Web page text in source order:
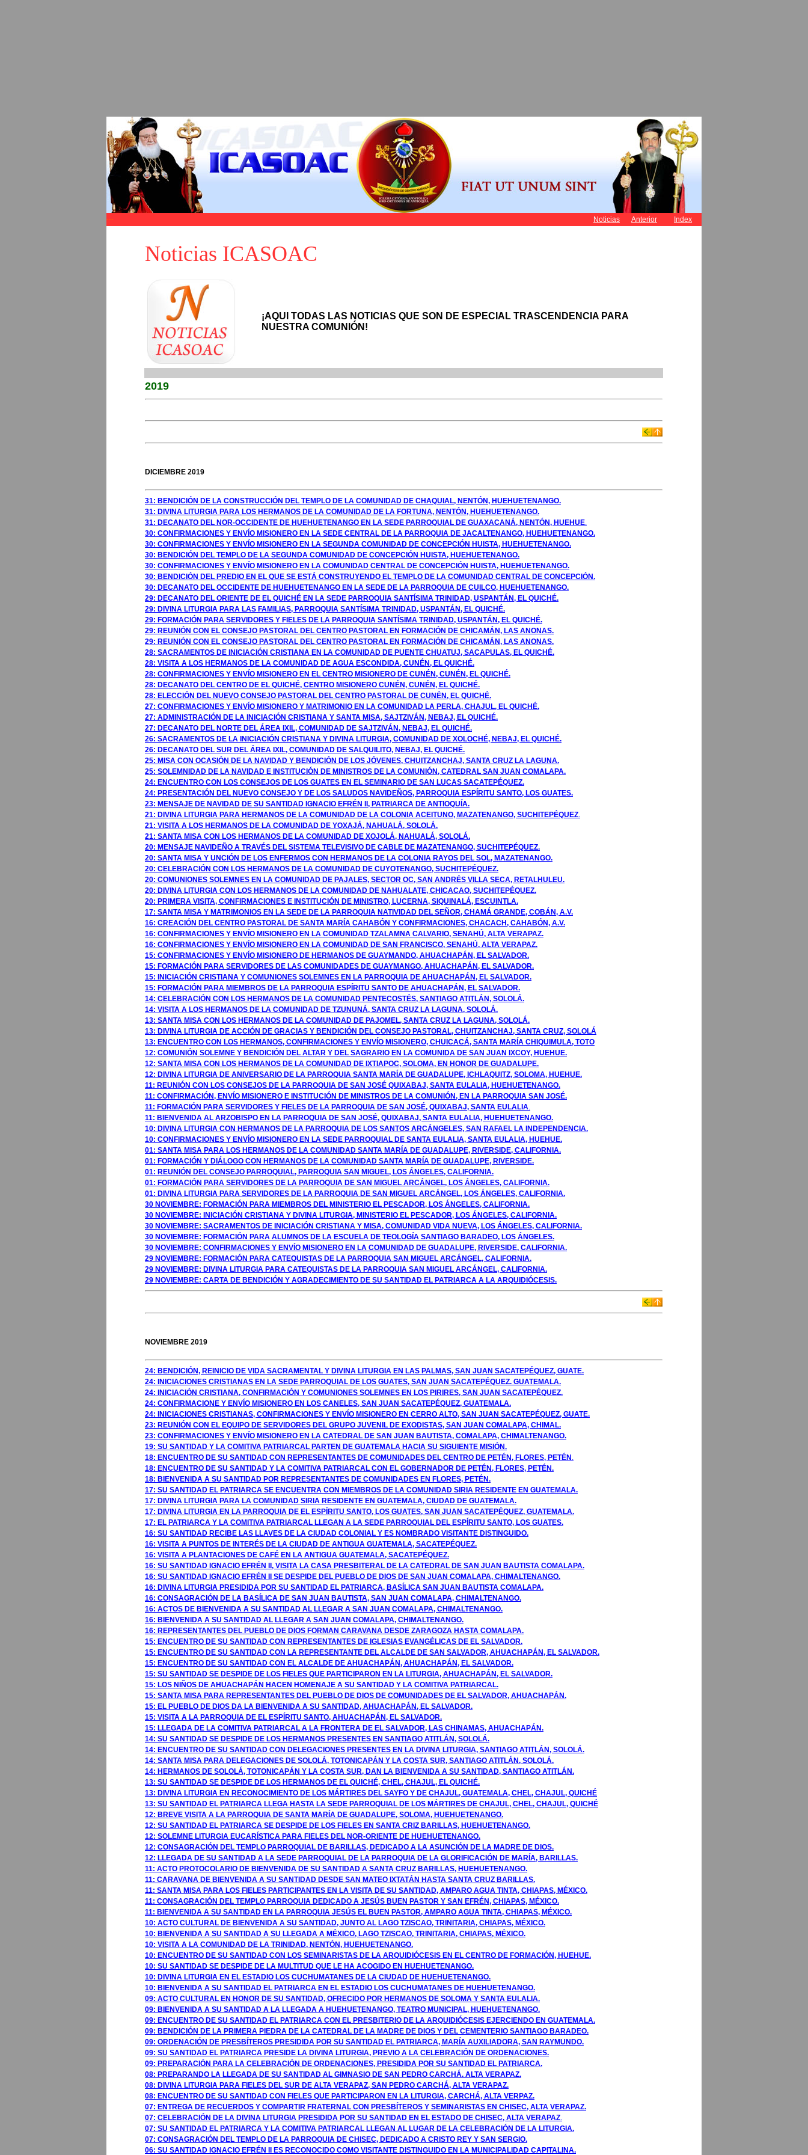
Noticias ICASOAC
¡AQUI TODAS LAS NOTICIAS QUE SON DE ESPECIAL TRASCENDENCIA PARA
NUESTRA COMUNIÓN!
2019
DICIEMBRE 2019
31: BENDICIÓN DE LA CONSTRUCCIÓN DEL TEMPLO DE LA COMUNIDAD DE CHAQUIAL, NENTÓN, HUEHUETENANGO.
31: DIVINA LITURGIA PARA LOS HERMANOS DE LA COMUNIDAD DE LA FORTUNA, NENTÓN, HUEHUETENANGO.
31: DECANATO DEL NOR-OCCIDENTE DE HUEHUETENANGO EN LA SEDE PARROQUIAL DE GUAXACANÁ, NENTÓN, HUEHUE.
30: CONFIRMACIONES Y ENVÍO MISIONERO EN LA SEDE CENTRAL DE LA PARROQUIA DE JACALTENANGO, HUEHUETENANGO.
30: CONFIRMACIONES Y ENVÍO MISIONERO EN LA SEGUNDA COMUNIDAD DE CONCEPCIÓN HUISTA, HUEHUETENANGO.
30: BENDICIÓN DEL TEMPLO DE LA SEGUNDA COMUNIDAD DE CONCEPCIÓN HUISTA, HUEHUETENANGO.
30: CONFIRMACIONES Y ENVÍO MISIONERO EN LA COMUNIDAD CENTRAL DE CONCEPCIÓN HUISTA, HUEHUETENANGO.
30: BENDICIÓN DEL PREDIO EN EL QUE SE ESTÁ CONSTRUYENDO EL TEMPLO DE LA COMUNIDAD CENTRAL DE CONCEPCIÓN.
30: DECANATO DEL OCCIDENTE DE HUEHUETENANGO EN LA SEDE DE LA PARROQUIA DE CUILCO, HUEHUETENANGO.
29: DECANATO DEL ORIENTE DE EL QUICHÉ EN LA SEDE PARROQUIA SANTÍSIMA TRINIDAD, USPANTÁN, EL QUICHÉ.
29: DIVINA LITURGIA PARA LAS FAMILIAS, PARROQUIA SANTÍSIMA TRINIDAD, USPANTÁN, EL QUICHÉ.
29: FORMACIÓN PARA SERVIDORES Y FIELES DE LA PARROQUIA SANTÍSIMA TRINIDAD, USPANTÁN, EL QUICHÉ.
29: REUNIÓN CON EL CONSEJO PASTORAL DEL CENTRO PASTORAL EN FORMACIÓN DE CHICAMÁN, LAS ANONAS.
29: REUNIÓN CON EL CONSEJO PASTORAL DEL CENTRO PASTORAL EN FORMACIÓN DE CHICAMÁN, LAS ANONAS.
28: SACRAMENTOS DE INICIACIÓN CRISTIANA EN LA COMUNIDAD DE PUENTE CHUATUJ, SACAPULAS, EL QUICHÉ.
28: VISITA A LOS HERMANOS DE LA COMUNIDAD DE AGUA ESCONDIDA, CUNÉN, EL QUICHÉ.
28: CONFIRMACIONES Y ENVÍO MISIONERO EN EL CENTRO MISIONERO DE CUNÉN, CUNÉN, EL QUICHÉ.
28: DECANATO DEL CENTRO DE EL QUICHÉ, CENTRO MISIONERO CUNÉN, CUNÉN, EL QUICHÉ.
28: ELECCIÓN DEL NUEVO CONSEJO PASTORAL DEL CENTRO PASTORAL DE CUNÉN, EL QUICHÉ.
27: CONFIRMACIONES Y ENVÍO MISIONERO Y MATRIMONIO EN LA COMUNIDAD LA PERLA, CHAJUL, EL QUICHÉ.
27: ADMINISTRACIÓN DE LA INICIACIÓN CRISTIANA Y SANTA MISA, SAJTZIVÁN, NEBAJ, EL QUICHÉ.
27: DECANATO DEL NORTE DEL ÁREA IXIL, COMUNIDAD DE SAJTZIVÁN, NEBAJ, EL QUICHÉ.
26: SACRAMENTOS DE LA INICIACIÓN CRISTIANA Y DIVINA LITURGIA, COMUNIDAD DE XOLOCHÉ, NEBAJ, EL QUICHÉ.
26: DECANATO DEL SUR DEL ÁREA IXIL, COMUNIDAD DE SALQUILITO, NEBAJ, EL QUICHÉ.
25: MISA CON OCASIÓN DE LA NAVIDAD Y BENDICIÓN DE LOS JÓVENES, CHUITZANCHAJ, SANTA CRUZ LA LAGUNA.
25: SOLEMNIDAD DE LA NAVIDAD E INSTITUCIÓN DE MINISTROS DE LA COMUNIÓN, CATEDRAL SAN JUAN COMALAPA.
24: ENCUENTRO CON LOS CONSEJOS DE LOS GUATES EN EL SEMINARIO DE SAN LUCAS SACATEPÉQUEZ.
24: PRESENTACIÓN DEL NUEVO CONSEJO Y DE LOS SALUDOS NAVIDEÑOS, PARROQUIA ESPÍRITU SANTO, LOS GUATES.
23: MENSAJE DE NAVIDAD DE SU SANTIDAD IGNACIO EFRÉN II, PATRIARCA DE ANTIOQUÍA.
21: DIVINA LITURGIA PARA HERMANOS DE LA COMUNIDAD DE LA COLONIA ACEITUNO, MAZATENANGO, SUCHITEPÉQUEZ.
21: VISITA A LOS HERMANOS DE LA COMUNIDAD DE YOXAJÁ, NAHUALÁ, SOLOLÁ.
21: SANTA MISA CON LOS HERMANOS DE LA COMUNIDAD DE XOJOLÁ, NAHUALÁ, SOLOLÁ.
20: MENSAJE NAVIDEÑO A TRAVÉS DEL SISTEMA TELEVISIVO DE CABLE DE MAZATENANGO, SUCHITEPÉQUEZ.
20: SANTA MISA Y UNCIÓN DE LOS ENFERMOS CON HERMANOS DE LA COLONIA RAYOS DEL SOL, MAZATENANGO.
20: CELEBRACIÓN CON LOS HERMANOS DE LA COMUNIDAD DE CUYOTENANGO, SUCHITEPÉQUEZ.
20: COMUNIONES SOLEMNES EN LA COMUNIDAD DE PAJALES, SECTOR OC, SAN ANDRÉS VILLA SECA, RETALHULEU.
20: DIVINA LITURGIA CON LOS HERMANOS DE LA COMUNIDAD DE NAHUALATE, CHICACAO, SUCHITEPÉQUEZ.
20: PRIMERA VISITA, CONFIRMACIONES E INSTITUCIÓN DE MINISTRO, LUCERNA, SIQUINALÁ, ESCUINTLA.
17: SANTA MISA Y MATRIMONIOS EN LA SEDE DE LA PARROQUIA NATIVIDAD DEL SEÑOR, CHAMÁ GRANDE, COBÁN, A.V.
16: CREACIÓN DEL CENTRO PASTORAL DE SANTA MARÍA CAHABÓN Y CONFIRMACIONES, CHACACH, CAHABÓN, A.V.
16: CONFIRMACIONES Y ENVÍO MISIONERO EN LA COMUNIDAD TZALAMNA CALVARIO, SENAHÚ, ALTA VERAPAZ.
16: CONFIRMACIONES Y ENVÍO MISIONERO EN LA COMUNIDAD DE SAN FRANCISCO, SENAHÚ, ALTA VERAPAZ.
15: CONFIRMACIONES Y ENVÍO MISIONERO DE HERMANOS DE GUAYMANDO, AHUACHAPÁN, EL SALVADOR.
15: FORMACIÓN PARA SERVIDORES DE LAS COMUNIDADES DE GUAYMANGO, AHUACHAPÁN, EL SALVADOR.
15: INICIACIÓN CRISTIANA Y COMUNIONES SOLEMNES EN LA PARROQUIA DE AHUACHAPÁN, EL SALVADOR.
15: FORMACIÓN PARA MIEMBROS DE LA PARROQUIA ESPÍRITU SANTO DE AHUACHAPÁN, EL SALVADOR.
14: CELEBRACIÓN CON LOS HERMANOS DE LA COMUNIDAD PENTECOSTÉS, SANTIAGO ATITLÁN, SOLOLÁ.
14: VISITA A LOS HERMANOS DE LA COMUNIDAD DE TZUNUNÁ, SANTA CRUZ LA LAGUNA, SOLOLÁ.
13: SANTA MISA CON LOS HERMANOS DE LA COMUNIDAD DE PAJOMEL, SANTA CRUZ LA LAGUNA, SOLOLÁ.
13: DIVINA LITURGIA DE ACCIÓN DE GRACIAS Y BENDICIÓN DEL CONSEJO PASTORAL, CHUITZANCHAJ, SANTA CRUZ, SOLOLÁ
13: ENCUENTRO CON LOS HERMANOS, CONFIRMACIONES Y ENVÍO MISIONERO, CHUICACÁ, SANTA MARÍA CHIQUIMULA, TOTO
12: COMUNIÓN SOLEMNE Y BENDICIÓN DEL ALTAR Y DEL SAGRARIO EN LA COMUNIDA DE SAN JUAN IXCOY, HUEHUE.
12: SANTA MISA CON LOS HERMANOS DE LA COMUNIDAD DE IXTIAPOC, SOLOMA, EN HONOR DE GUADALUPE.
12: DIVINA LITURGIA DE ANIVERSARIO DE LA PARROQUIA SANTA MARÍA DE GUADALUPE, ICHLAQUITZ, SOLOMA, HUEHUE.
11: REUNIÓN CON LOS CONSEJOS DE LA PARROQUIA DE SAN JOSÉ QUIXABAJ, SANTA EULALIA, HUEHUETENANGO.
11: CONFIRMACIÓN, ENVÍO MISIONERO E INSTITUCIÓN DE MINISTROS DE LA COMUNIÓN, EN LA PARROQUIA SAN JOSÉ.
11: FORMACIÓN PARA SERVIDORES Y FIELES DE LA PARROQUIA DE SAN JOSÉ, QUIXABAJ, SANTA EULALIA.
11: BIENVENIDA AL ARZOBISPO EN LA PARROQUIA DE SAN JOSÉ, QUIXABAJ, SANTA EULALIA, HUEHUETENANGO.
10: DIVINA LITURGIA CON HERMANOS DE LA PARROQUIA DE LOS SANTOS ARCÁNGELES, SAN RAFAEL LA INDEPENDENCIA.
10: CONFIRMACIONES Y ENVÍO MISIONERO EN LA SEDE PARROQUIAL DE SANTA EULALIA, SANTA EULALIA, HUEHUE.
01: SANTA MISA PARA LOS HERMANOS DE LA COMUNIDAD SANTA MARÍA DE GUADALUPE, RIVERSIDE, CALIFORNIA.
01: FORMACIÓN Y DIÁLOGO CON HERMANOS DE LA COMUNIDAD SANTA MARÍA DE GUADALUPE, RIVERSIDE.
01: REUNIÓN DEL CONSEJO PARROQUIAL, PARROQUIA SAN MIGUEL, LOS ÁNGELES, CALIFORNIA.
01: FORMACIÓN PARA SERVIDORES DE LA PARROQUIA DE SAN MIGUEL ARCÁNGEL, LOS ÁNGELES, CALIFORNIA.
01: DIVINA LITURGIA PARA SERVIDORES DE LA PARROQUIA DE SAN MIGUEL ARCÁNGEL, LOS ÁNGELES, CALIFORNIA.
30 NOVIEMBRE: FORMACIÓN PARA MIEMBROS DEL MINISTERIO EL PESCADOR, LOS ÁNGELES, CALIFORNIA.
30 NOVIEMBRE: INICIACIÓN CRISTIANA Y DIVINA LITURGIA, MINISTERIO EL PESCADOR, LOS ÁNGELES, CALIFORNIA.
30 NOVIEMBRE: SACRAMENTOS DE INICIACIÓN CRISTIANA Y MISA, COMUNIDAD VIDA NUEVA, LOS ÁNGELES, CALIFORNIA.
30 NOVIEMBRE: FORMACIÓN PARA ALUMNOS DE LA ESCUELA DE TEOLOGÍA SANTIAGO BARADEO, LOS ÁNGELES.
30 NOVIEMBRE: CONFIRMACIONES Y ENVÍO MISIONERO EN LA COMUNIDAD DE GUADALUPE, RIVERSIDE, CALIFORNIA.
29 NOVIEMBRE: FORMACIÓN PARA CATEQUISTAS DE LA PARROQUIA SAN MIGUEL ARCÁNGEL, CALIFORNIA.
29 NOVIEMBRE: DIVINA LITURGIA PARA CATEQUISTAS DE LA PARROQUIA SAN MIGUEL ARCÁNGEL, CALIFORNIA.
29 NOVIEMBRE: CARTA DE BENDICIÓN Y AGRADECIMIENTO DE SU SANTIDAD EL PATRIARCA A LA ARQUIDIÓCESIS.
NOVIEMBRE 2019
24: BENDICIÓN, REINICIO DE VIDA SACRAMENTAL Y DIVINA LITURGIA EN LAS PALMAS, SAN JUAN SACATEPÉQUEZ, GUATE.
24: INICIACIONES CRISTIANAS EN LA SEDE PARROQUIAL DE LOS GUATES, SAN JUAN SACATEPÉQUEZ. GUATEMALA.
24: INICIACIÓN CRISTIANA, CONFIRMACIÓN Y COMUNIONES SOLEMNES EN LOS PIRIRES, SAN JUAN SACATEPÉQUEZ.
24: CONFIRMACIONE Y ENVÍO MISIONERO EN LOS CANELES, SAN JUAN SACATEPÉQUEZ, GUATEMALA.
24: INICIACIONES CRISTIANAS, CONFIRMACIONES Y ENVÍO MISIONERO EN CERRO ALTO, SAN JUAN SACATEPÉQUEZ, GUATE.
23: REUNIÓN CON EL EQUIPO DE SERVIDORES DEL GRUPO JUVENIL DE EXODISTAS, SAN JUAN COMALAPA, CHIMAL.
23: CONFIRMACIONES Y ENVÍO MISIONERO EN LA CATEDRAL DE SAN JUAN BAUTISTA, COMALAPA, CHIMALTENANGO.
19: SU SANTIDAD Y LA COMITIVA PATRIARCAL PARTEN DE GUATEMALA HACIA SU SIGUIENTE MISIÓN.
18: ENCUENTRO DE SU SANTIDAD CON REPRESENTANTES DE COMUNIDADES DEL CENTRO DE PETÉN, FLORES, PETÉN .
18: ENCUENTRO DE SU SANTIDAD Y LA COMITIVA PATRIARCAL CON EL GOBERNADOR DE PETÉN, FLORES, PETÉN.
18: BIENVENIDA A SU SANTIDAD POR REPRESENTANTES DE COMUNIDADES EN FLORES, PETÉN.
17: SU SANTIDAD EL PATRIARCA SE ENCUENTRA CON MIEMBROS DE LA COMUNIDAD SIRIA RESIDENTE EN GUATEMALA.
17: DIVINA LITURGIA PARA LA COMUNIDAD SIRIA RESIDENTE EN GUATEMALA, CIUDAD DE GUATEMALA.
17: DIVINA LITURGIA EN LA PARROQUIA DE EL ESPÍRITU SANTO, LOS GUATES, SAN JUAN SACATEPÉQUEZ, GUATEMALA.
17: EL PATRIARCA Y LA COMITIVA PATRIARCAL LLEGAN A LA SEDE PARROQUIAL DEL ESPÍRITU SANTO, LOS GUATES.
16: SU SANTIDAD RECIBE LAS LLAVES DE LA CIUDAD COLONIAL Y ES NOMBRADO VISITANTE DISTINGUIDO.
16: VISITA A PUNTOS DE INTERÉS DE LA CIUDAD DE ANTIGUA GUATEMALA, SACATEPÉQUEZ.
16: VISITA A PLANTACIONES DE CAFÉ EN LA ANTIGUA GUATEMALA, SACATEPÉQUEZ.
16: SU SANTIDAD IGNACIO EFRÉN II, VISITA LA CASA PRESBITERAL DE LA CATEDRAL DE SAN JUAN BAUTISTA COMALAPA.
16: SU SANTIDAD IGNACIO EFRÉN II SE DESPIDE DEL PUEBLO DE DIOS DE SAN JUAN COMALAPA, CHIMALTENANGO.
16: DIVINA LITURGIA PRESIDIDA POR SU SANTIDAD EL PATRIARCA, BASÍLICA SAN JUAN BAUTISTA COMALAPA.
16: CONSAGRACIÓN DE LA BASÍLICA DE SAN JUAN BAUTISTA, SAN JUAN COMALAPA, CHIMALTENANGO.
16: ACTOS DE BIENVENIDA A SU SANTIDAD AL LLEGAR A SAN JUAN COMALAPA, CHIMALTENANGO.
16: BIENVENIDA A SU SANTIDAD AL LLEGAR A SAN JUAN COMALAPA, CHIMALTENANGO.
16: REPRESENTANTES DEL PUEBLO DE DIOS FORMAN CARAVANA DESDE ZARAGOZA HASTA COMALAPA.
15: ENCUENTRO DE SU SANTIDAD CON REPRESENTANTES DE IGLESIAS EVANGÉLICAS DE EL SALVADOR.
15: ENCUENTRO DE SU SANTIDAD CON LA REPRESENTANTE DEL ALCALDE DE SAN SALVADOR, AHUACHAPÁN, EL SALVADOR.
15: ENCUENTRO DE SU SANTIDAD CON EL ALCALDE DE AHUACHAPÁN, AHUACHAPÁN, EL SALVADOR.
15: SU SANTIDAD SE DESPIDE DE LOS FIELES QUE PARTICIPARON EN LA LITURGIA, AHUACHAPÁN, EL SALVADOR.
15: LOS NIÑOS DE AHUACHAPÁN HACEN HOMENAJE A SU SANTIDAD Y LA COMITIVA PATRIARCAL.
15: SANTA MISA PARA REPRESENTANTES DEL PUEBLO DE DIOS DE COMUNIDADES DE EL SALVADOR, AHUACHAPÁN.
15: EL PUEBLO DE DIOS DA LA BIENVENIDA A SU SANTIDAD, AHUACHAPÁN, EL SALVADOR.
15: VISITA A LA PARROQUIA DE EL ESPÍRITU SANTO, AHUACHAPÁN, EL SALVADOR.
15: LLEGADA DE LA COMITIVA PATRIARCAL A LA FRONTERA DE EL SALVADOR, LAS CHINAMAS, AHUACHAPÁN.
14: SU SANTIDAD SE DESPIDE DE LOS HERMANOS PRESENTES EN SANTIAGO ATITLÁN, SOLOLÁ.
14: ENCUENTRO DE SU SANTIDAD CON DELEGACIONES PRESENTES EN LA DIVINA LITURGIA, SANTIAGO ATITLÁN, SOLOLÁ.
14: SANTA MISA PARA DELEGACIONES DE SOLOLÁ, TOTONICAPÁN Y LA COSTA SUR, SANTIAGO ATITLÁN, SOLOLÁ.
14: HERMANOS DE SOLOLÁ, TOTONICAPÁN Y LA COSTA SUR, DAN LA BIENVENIDA A SU SANTIDAD, SANTIAGO ATITLÁN.
13: SU SANTIDAD SE DESPIDE DE LOS HERMANOS DE EL QUICHÉ, CHEL, CHAJUL, EL QUICHÉ.
13: DIVINA LITURGIA EN RECONOCIMIENTO DE LOS MÁRTIRES DEL SAYFO Y DE CHAJUL, GUATEMALA, CHEL, CHAJUL, QUICHÉ
13: SU SANTIDAD EL PATRIARCA LLEGA HASTA LA SEDE PARROQUIAL DE LOS MÁRTIRES DE CHAJUL, CHEL, CHAJUL, QUICHÉ
12: BREVE VISITA A LA PARROQUIA DE SANTA MARÍA DE GUADALUPE, SOLOMA, HUEHUETENANGO.
12: SU SANTIDAD EL PATRIARCA SE DESPIDE DE LOS FIELES EN SANTA CRIZ BARILLAS, HUEHUETENANGO.
12: SOLEMNE LITURGIA EUCARÍSTICA PARA FIELES DEL NOR-ORIENTE DE HUEHUETENANGO.
12: CONSAGRACIÓN DEL TEMPLO PARROQUIAL DE BARILLAS, DEDICADO A LA ASUNCIÓN DE LA MADRE DE DIOS.
12: LLEGADA DE SU SANTIDAD A LA SEDE PARROQUIAL DE LA PARROQUIA DE LA GLORIFICACIÓN DE MARÍA, BARILLAS.
11: ACTO PROTOCOLARIO DE BIENVENIDA DE SU SANTIDAD A SANTA CRUZ BARILLAS, HUEHUETENANGO.
11: CARAVANA DE BIENVENIDA A SU SANTIDAD DESDE SAN MATEO IXTATÁN HASTA SANTA CRUZ BARILLAS.
11: SANTA MISA PARA LOS FIELES PARTICIPANTES EN LA VISITA DE SU SANTIDAD, AMPARO AGUA TINTA, CHIAPAS, MÉXICO.
11: CONSAGRACIÓN DEL TEMPLO PARROQUIA DEDICADO A JESÚS BUEN PASTOR Y SAN EFRÉN, CHIAPAS, MÉXICO.
11: BIENVENIDA A SU SANTIDAD EN LA PARROQUIA JESÚS EL BUEN PASTOR, AMPARO AGUA TINTA, CHIAPAS, MÉXICO.
10: ACTO CULTURAL DE BIENVENIDA A SU SANTIDAD, JUNTO AL LAGO TZISCAO, TRINITARIA, CHIAPAS, MÉXICO.
10: BIENVENIDA A SU SANTIDAD A SU LLEGADA A MÉXICO, LAGO TZISCAO, TRINITARIA, CHIAPAS, MÉXICO.
10: VISITA A LA COMUNIDAD DE LA TRINIDAD, NENTÓN, HUEHUETENANGO.
10: ENCUENTRO DE SU SANTIDAD CON LOS SEMINARISTAS DE LA ARQUIDIÓCESIS EN EL CENTRO DE FORMACIÓN, HUEHUE.
10: SU SANTIDAD SE DESPIDE DE LA MULTITUD QUE LE HA ACOGIDO EN HUEHUETENANGO.
10: DIVINA LITURGIA EN EL ESTADIO LOS CUCHUMATANES DE LA CIUDAD DE HUEHUETENANGO.
10: BIENVENIDA A SU SANTIDAD EL PATRIARCA EN EL ESTADIO LOS CUCHUMATANES DE HUEHUETENANGO.
09: ACTO CULTURAL EN HONOR DE SU SANTIDAD, OFRECIDO POR HERMANOS DE SOLOMA Y SANTA EULALIA.
09: BIENVENIDA A SU SANTIDAD A LA LLEGADA A HUEHUETENANGO, TEATRO MUNICIPAL, HUEHUETENANGO.
09: ENCUENTRO DE SU SANTIDAD EL PATRIARCA CON EL PRESBITERIO DE LA ARQUIDIÓCESIS EJERCIENDO EN GUATEMALA.
09: BENDICIÓN DE LA PRIMERA PIEDRA DE LA CATEDRAL DE LA MADRE DE DIOS Y DEL CEMENTERIO SANTIAGO BARADEO.
09: ORDENACIÓN DE PRESBÍTEROS PRESIDIDA POR SU SANTIDAD EL PATRIARCA, MARÍA AUXILIADORA, SAN RAYMUNDO.
09: SU SANTIDAD EL PATRIARCA PRESIDE LA DIVINA LITURGIA, PREVIO A LA CELEBRACIÓN DE ORDENACIONES.
09: PREPARACIÓN PARA LA CELEBRACIÓN DE ORDENACIONES, PRESIDIDA POR SU SANTIDAD EL PATRIARCA.
08: PREPARANDO LA LLEGADA DE SU SANTIDAD AL GIMNASIO DE SAN PEDRO CARCHÁ. ALTA VERAPAZ.
08: DIVINA LITURGIA PARA FIELES DEL SUR DE ALTA VERAPAZ, SAN PEDRO CARCHÁ, ALTA VERAPAZ.
08: ENCUENTRO DE SU SANTIDAD CON FIELES QUE PARTICIPARON EN LA LITURGIA, CARCHÁ, ALTA VERPAZ.
07: ENTREGA DE RECUERDOS Y COMPARTIR FRATERNAL CON PRESBÍTEROS Y SEMINARISTAS EN CHISEC, ALTA VERAPAZ.
07: CELEBRACIÓN DE LA DIVINA LITURGIA PRESIDIDA POR SU SANTIDAD EN EL ESTADO DE CHISEC, ALTA VERAPAZ.
07: SU SANTIDAD EL PATRIARCA Y LA COMITIVA PATRIARCAL LLEGAN AL LUGAR DE LA CELEBRACIÓN DE LA LITURGIA.
07: CONSAGRACIÓN DEL TEMPLO DE LA PARROQUIA DE CHISEC, DEDICADO A CRISTO REY Y SAN SERGIO.
06: SU SANTIDAD IGNACIO EFRÉN II ES RECONOCIDO COMO VISITANTE DISTINGUIDO EN LA MUNICIPALIDAD CAPITALINA.